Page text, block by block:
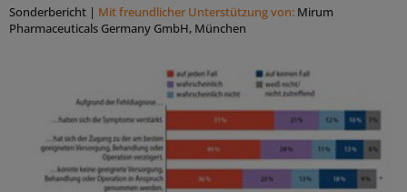
Sonderbericht | Mit freundlicher Unterstützung von: Mirum
Pharmaceuticals Germany GmbH, München